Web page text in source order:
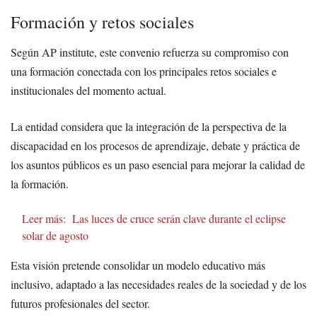
Formación y retos sociales
Según AP institute, este convenio refuerza su compromiso con
una formación conectada con los principales retos sociales e
institucionales del momento actual.
La entidad considera que la integración de la perspectiva de la
discapacidad en los procesos de aprendizaje, debate y práctica de
los asuntos públicos es un paso esencial para mejorar la calidad de
la formación.
Leer más: Las luces de cruce serán clave durante el eclipse
solar de agosto
Esta visión pretende consolidar un modelo educativo más
inclusivo, adaptado a las necesidades reales de la sociedad y de los
futuros profesionales del sector.